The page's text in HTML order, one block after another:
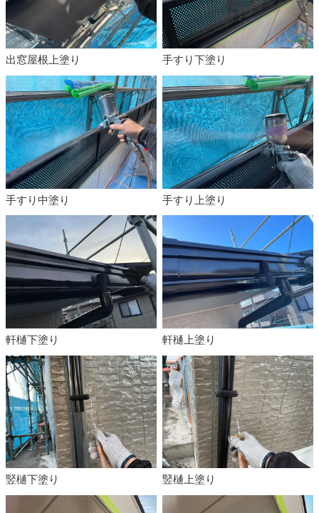
出窓屋根上塗り 手すり下塗り
手すり中塗り 手すり上塗り
軒樋下塗り 軒樋上塗り
竪樋下塗り 竪樋上塗り